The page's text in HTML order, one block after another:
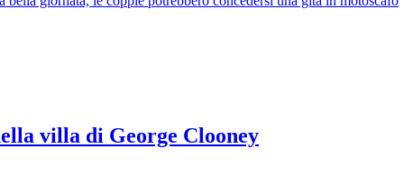
villa di George Clooney